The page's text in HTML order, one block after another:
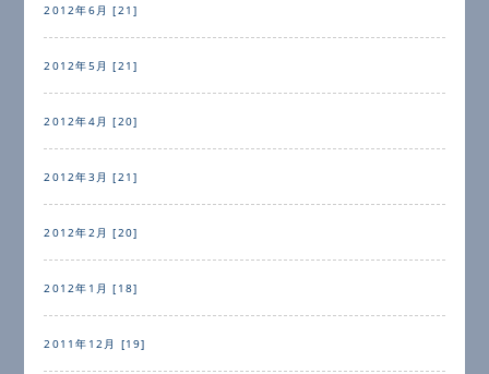
2012年6月 [21]
2012年5月 [21]
2012年4月 [20]
2012年3月 [21]
2012年2月 [20]
2012年1月 [18]
2011年12月 [19]